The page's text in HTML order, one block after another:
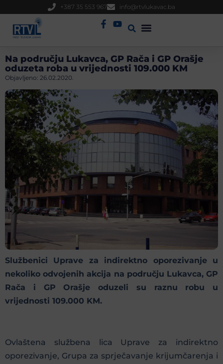
+387 35 553 967 info@rtvlukavac.ba
Na području Lukavca, GP Rača i GP Orašje
oduzeta roba u vrijednosti 109.000 KM
Objavljeno: 26.02.2020.
Službenici Uprave za indirektno oporezivanje u
nekoliko odvojenih akcija na području Lukavca, GP
Rača i GP Orašje oduzeli su raznu robu u
vrijednosti 109.000 KM.
Ovlaštena službena lica Uprave za indirektno
oporezivanje, Grupa za sprječavanje krijumčarenja i